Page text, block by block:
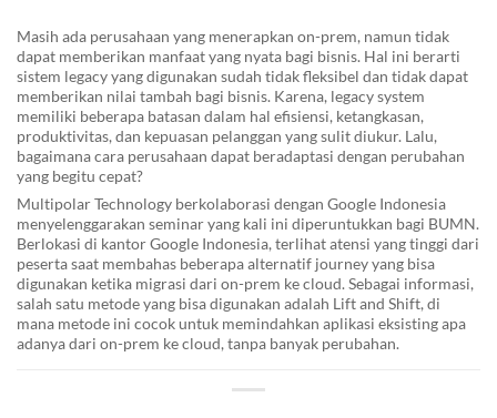
Masih ada perusahaan yang menerapkan on-prem, namun tidak
dapat memberikan manfaat yang nyata bagi bisnis. Hal ini berarti
sistem legacy yang digunakan sudah tidak fleksibel dan tidak dapat
memberikan nilai tambah bagi bisnis. Karena, legacy system
memiliki beberapa batasan dalam hal efisiensi, ketangkasan,
produktivitas, dan kepuasan pelanggan yang sulit diukur. Lalu,
bagaimana cara perusahaan dapat beradaptasi dengan perubahan
yang begitu cepat?
Multipolar Technology berkolaborasi dengan Google Indonesia
menyelenggarakan seminar yang kali ini diperuntukkan bagi BUMN.
Berlokasi di kantor Google Indonesia, terlihat atensi yang tinggi dari
peserta saat membahas beberapa alternatif journey yang bisa
digunakan ketika migrasi dari on-prem ke cloud. Sebagai informasi,
salah satu metode yang bisa digunakan adalah Lift and Shift, di
mana metode ini cocok untuk memindahkan aplikasi eksisting apa
adanya dari on-prem ke cloud, tanpa banyak perubahan.